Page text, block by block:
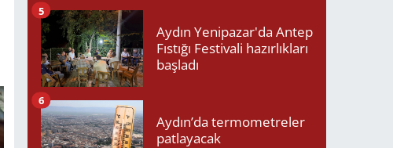
Aydın Yenipazar'da Antep
Fıstığı Festivali hazırlıkları
başladı
5
Aydın’da termometreler
patlayacak
6